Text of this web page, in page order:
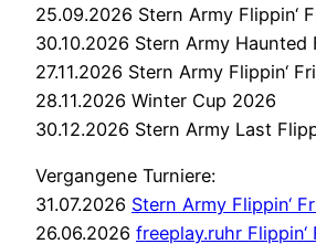
25.09.2026 Stern Army Flippin‘
30.10.2026 Stern Army Haunted
27.11.2026 Stern Army Flippin‘
28.11.2026 Winter Cup 2026
30.12.2026 Stern Army Last
Vergangene Turniere:
31.07.2026 Stern Army Flippin‘
26.06.2026 freeplay.ruhr Flippin‘